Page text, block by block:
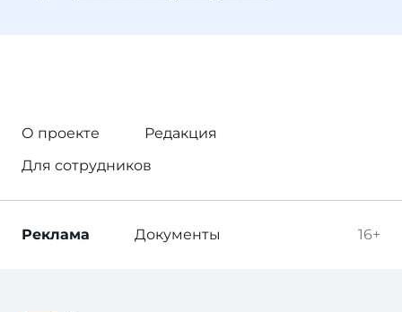
О проекте
Редакция
Для сотрудников
16+
Реклама Документы